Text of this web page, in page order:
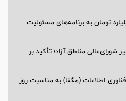
مهر ایران بیش از ۷۰ میلیارد تومان به برنامه‌های مسئولیت
شورای‌عالی مناطق آزاد؛ تأکید بر
اطلاعات (مگفا) به مناسبت روز